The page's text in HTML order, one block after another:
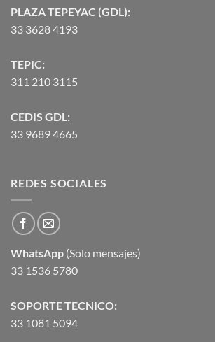
PLAZA TEPEYAC (GDL):
33 3628 4193
TEPIC:
311 210 3115
CEDIS GDL:
33 9689 4665
REDES SOCIALES
WhatsApp (Solo mensajes)
33 1536 5780
SOPORTE TECNICO:
33 1081 5094